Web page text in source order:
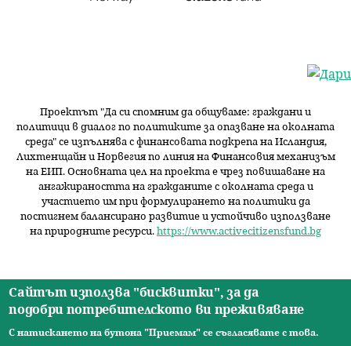
Проектът "Да си спомним даобщуваме: граждани и
политици в диалог по политиките за опазване на околната
среда" се изпълнява с финансовата подкрепа на Исландия,
Лихтенщайн и Норвегия по линия на Финансовия механизъм
на ЕИП. Основната цел на проекта е чрез повишаване на
ангажираността на гражданите с околната среда и
участието им при формулирането на политики да
постигнем балансирано развитие и устойчиво използване
на природните ресурси.https://www.activecitizensfund.bg
О
Начало Новини Видео Ресурси За нас
Екип
Контакти
Сайтът използва "бисквитки", за да
подобри потребителското ви преживяване
С натискането на бутона "Приемам" се съгласявате с това.